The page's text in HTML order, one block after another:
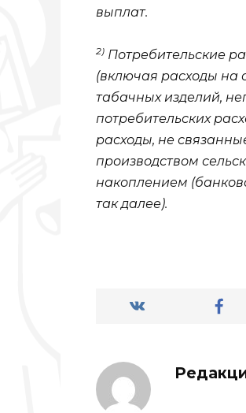
выплат.
2) Потребительские
(включая расходы на
табачных изделий,
потребительских
расходы, не
производством
накоплением
так далее).